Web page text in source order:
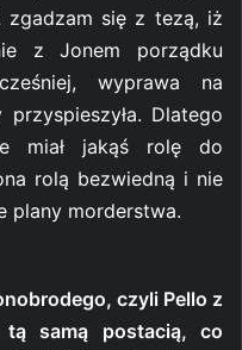
zgadzam się z tezą, iż
z Jonem porządku
wyprawa na
Dlatego
miał jakąś rolę do
rolą bezwiedną i nie
plany morderstwa.
czyli Pello z
samą postacią, co